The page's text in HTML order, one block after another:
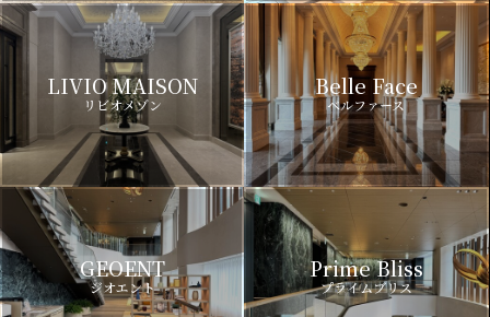
LIVIO MAISON
リビオメゾン
Belle Face
ベルファース
GEOENT
ジオエント
Prime Bliss
プライムブリス